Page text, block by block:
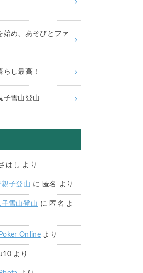
始め、あそびとファ
し最高！
子雪山登山
はし より
子登山 に 匿名 より
雪山登山 に 匿名 よ
Poker Online より
より